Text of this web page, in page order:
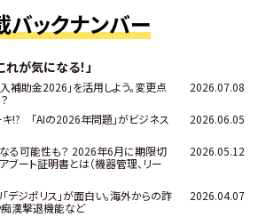
バックナンバー
が気になる！」
入補助金2026」を活用しよう。変更点
2026.07.08
!? 「AIの2026年問題」がビジネス
2026.06.05
る可能性も？ 2026年6月に期限切
ブート証明書とは（機器管理、リー
2026.05.12
デジポリス」が面白い。海外からの詐
漢撃退機能など
2026.04.07